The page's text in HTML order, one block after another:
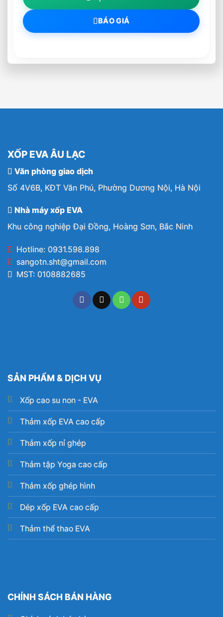
BÁO GIÁ
XỐP EVA ÂU LẠC
Văn phòng giao dịch
Số 4V6B, KĐT Văn Phú, Phường Dương Nội, Hà Nội
Nhà máy xốp EVA
Khu công nghiệp Đại Đồng, Hoàng Sơn, Bắc Ninh
Hotline: 0931.598.898
sangotn.sht@gmail.com
MST: 0108882685
SẢN PHẨM & DỊCH VỤ
Xốp cao su non - EVA
Thảm xốp EVA cao cấp
Thảm xốp nỉ ghép
Thảm tập Yoga cao cấp
Thảm xốp ghép hình
Dép xốp EVA cao cấp
Thảm thể thao EVA
CHÍNH SÁCH BÁN HÀNG